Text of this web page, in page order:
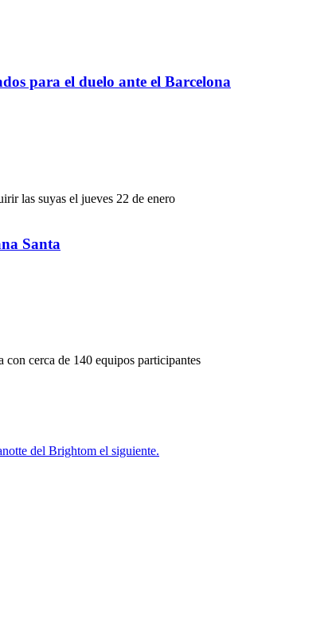
para el duelo ante el Barcelona
las suyas el jueves 22 de enero
Santa
cerca de 140 equipos participantes
del Brightom el siguiente.